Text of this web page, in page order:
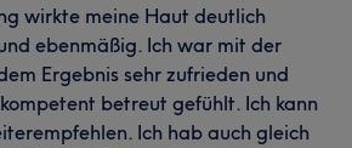
wirkte meine Haut deutlich
ebenmäßig. Ich war mit der
Ergebnis sehr zufrieden und
betreut gefühlt. Ich kann
Ich hab auch gleich